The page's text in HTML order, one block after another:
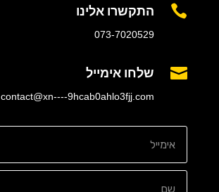
 התקשרו אלינו
073-7020529
 שלחו אימייל
contact@xn----9hcab0ahlo3fjj.com